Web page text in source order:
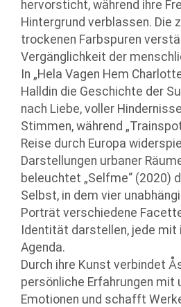
hervorsticht, während ihre
Hintergrund verblassen. Die
trockenen Farbspuren
Vergänglichkeit der
In „Hela Vagen Hem
Halldin die Geschichte der
nach Liebe, voller
Stimmen, während
Reise durch Europa
Darstellungen urbaner
beleuchtet „Selfme“ (2020)
Selbst, in dem vier
Porträt verschiedene
Identität darstellen, jede mit
Agenda.
Durch ihre Kunst verbindet
persönliche Erfahrungen mit
Emotionen und schafft